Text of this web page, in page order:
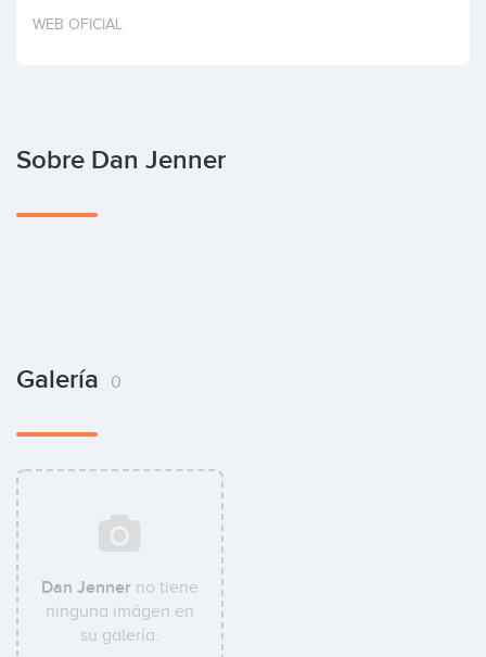
Invertir
WEB OFICIAL
Sobre Dan Jenner
Galería 0
Dan Jenner no tiene
ninguna imágen en
su galería.